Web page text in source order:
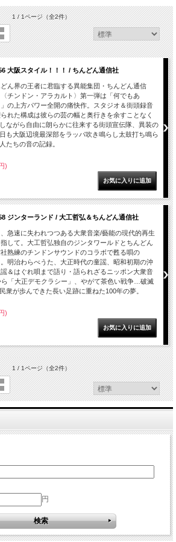
1 / 1ページ（全2件）
大阪スタイル！！！ / ちんどん通信社
ん界の王者に君臨する異能集団・ちんどん通信
チンドン・アラカルト〉第一弾は「何でもあ
」の上方パワー全開の痛快作。スタジオ＆街頭録音
れた構成は彼らの芸の幅と奥行きを余すことなく
ながら自由に朗らかに往来する街頭宣伝隊、異装の
も大阪辺境最深部をラッパ吹き鳴らし太鼓打ち鳴ら
たちの音の記録。
)
ジンターランド / 大工哲弘＆ちんどん通信社
急速に失われつつある大衆音楽/藝能の現代的再生
して。大工哲弘独自のジンタワールドとちんどん
熟練のチンドンサウンドのコラボで甦る唄の
明治わらべうた、大正時代の童謡、昭和初期の沖
＆はぐれ唄まで語り・語られざるニッポン大衆音
「大正デモクラシー」、やがて茶色い戦争…破滅
衆が歩んできた長い足跡に重ねた100年の夢。
)
1 / 1ページ（全2件）
円